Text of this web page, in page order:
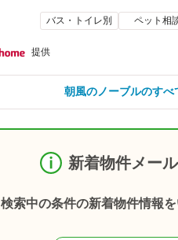
バス・トイレ別 ペット相
提供
朝風のノーブルのすべ
新着物件メー
検索中の条件の新着物件情報